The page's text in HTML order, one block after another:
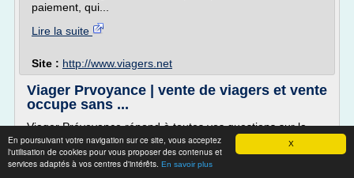
X
En poursuivant votre navigation sur ce site, vous acceptez
l'utilisation de cookies pour vous proposer des contenus et
services adaptés à vos centres d'intérêts. En savoir plus
paiement, qui...
Lire la suite
Site : http://www.viagers.net
Viager Prvoyance | vente de viagers et vente
occupe sans ...
Viager Prévoyance répond à toutes vos questions sur la
vente en viager
Qu'est ce qu'un viager ?